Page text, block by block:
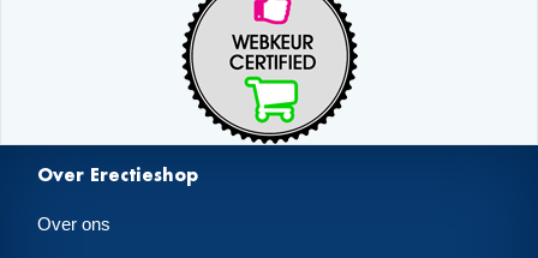
Over Erectieshop
Over ons